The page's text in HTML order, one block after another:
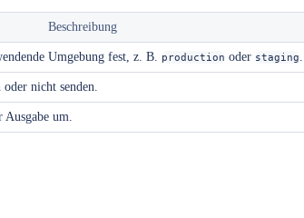
Beschreibung
Umgebung fest, z. B. production oder staging.
nicht senden.
Ausgabe um.